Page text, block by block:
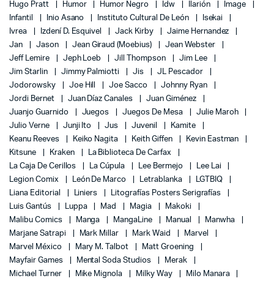
Hugo Pratt
Humor Humor Negro Idw Ilarión
Image
Infantil
Inio Asano Instituto Cultural De León
Isekai
Ivrea
Izdení D. Esquivel Jack Kirby
Jaime Hernandez
Jan
Jason Jean Giraud (Moebius)
Jean Webster
Jeff Lemire
Jeph Loeb Jill Thompson
Jim Lee
Jim Starlin
Jimmy Palmiotti Jis
JL Pescador
Jodorowsky
Joe Hill Joe Sacco
Johnny Ryan
Jordi Bernet
Juan Díaz Canales
Juan Giménez
Juanjo Guarnido
Juegos Juegos De Mesa
Julie Maroh
Julio Verne
Junji Ito Jus Juvenil
Kamite
Keanu Reeves
Keiko Nagita Keith Giffen
Kevin Eastman
Kitsune
Kraken
La Biblioteca De Carfax
La Caja De Cerillos
La Cúpula Lee Bermejo
Lee Lai
Legion Comix
León De Marco Letrablanka
LGTBIQ
Liana Editorial
Liniers
Litografías Posters Serigrafías
Luis Gantús
Luppa Mad Magia
Makoki
Malibu Comics
Manga MangaLine Manual
Manwha
Marjane Satrapi
Mark Millar Mark Waid
Marvel
Marvel México
Mary M. Talbot
Matt Groening
Mayfair Games
Mental Soda Studios
Merak
Michael Turner
Mike Mignola Milky Way
Milo Manara